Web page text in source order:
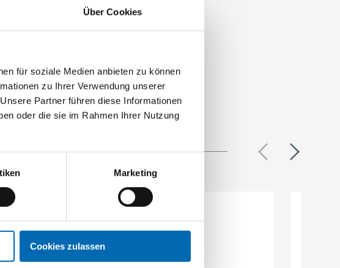
Über Cookies
für soziale Medien anbieten zu können
zu Ihrer Verwendung unserer
Partner führen diese Informationen
oder die sie im Rahmen Ihrer Nutzung
Marketing
Cookies zulassen